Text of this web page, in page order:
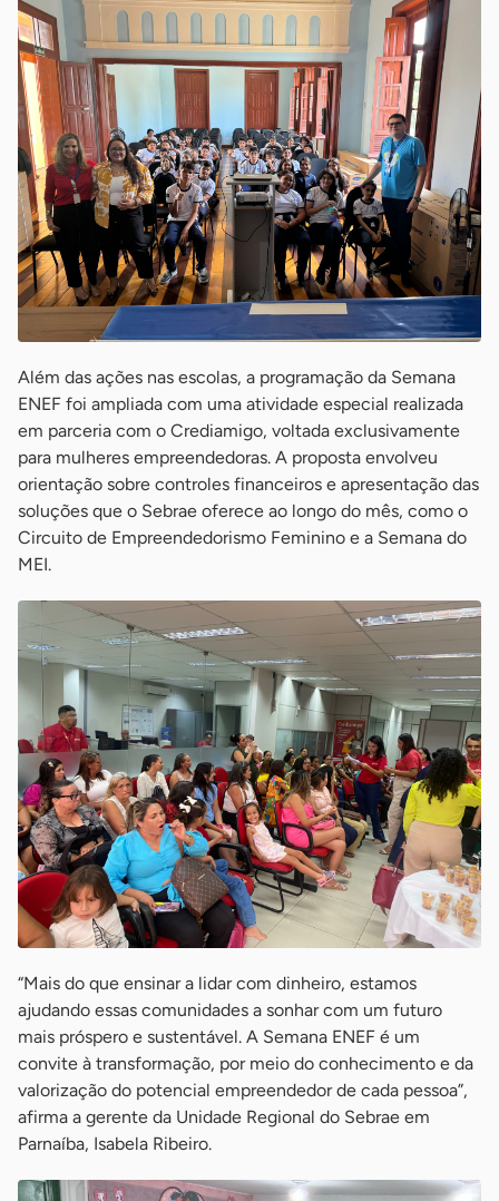
Além das ações nas escolas, a programação da Semana
ENEF foi ampliada com uma atividade especial realizada
em parceria com o Crediamigo, voltada exclusivamente
para mulheres empreendedoras. A proposta envolveu
orientação sobre controles financeiros e apresentação das
soluções que o Sebrae oferece ao longo do mês, como o
Circuito de Empreendedorismo Feminino e a Semana do
MEI.
“Mais do que ensinar a lidar com dinheiro, estamos
ajudando essas comunidades a sonhar com um futuro
mais próspero e sustentável. A Semana ENEF é um
convite à transformação, por meio do conhecimento e da
valorização do potencial empreendedor de cada pessoa”,
afirma a gerente da Unidade Regional do Sebrae em
Parnaíba, Isabela Ribeiro.